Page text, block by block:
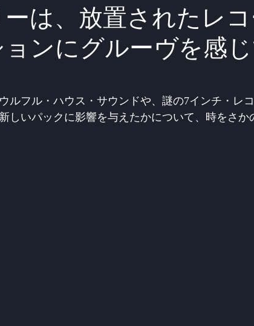
は、放置されたレ
ョンにグルーヴを感
ルフル・ハウス・サウンドや、謎の7インチ・レ
しいパックに影響を与えたかについて、時をさか